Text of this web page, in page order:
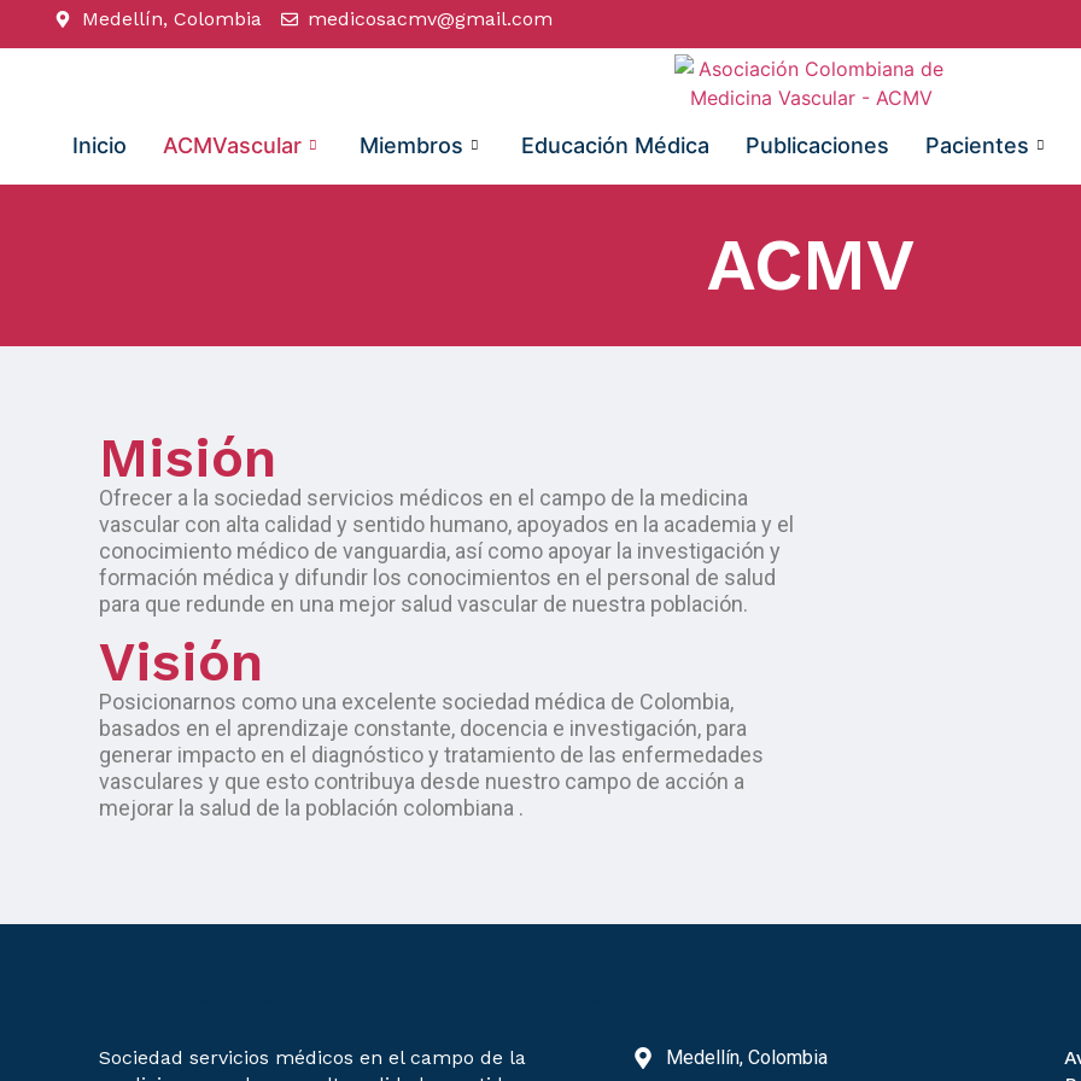
Medellín, Colombia medicosacmv@gmail.com
Inicio ACMVascular Miembros Educación Médica Publicaciones Pacientes
ACMV
Misión
Ofrecer a la sociedad servicios médicos en el campo de la medicina
vascular con alta calidad y sentido humano, apoyados en la academia y el
conocimiento médico de vanguardia, así como apoyar la investigación y
formación médica y difundir los conocimientos en el personal de salud
para que redunde en una mejor salud vascular de nuestra población.
Visión
Posicionarnos como una excelente sociedad médica de Colombia,
basados en el aprendizaje constante, docencia e investigación, para
generar impacto en el diagnóstico y tratamiento de las enfermedades
vasculares y que esto contribuya desde nuestro campo de acción a
mejorar la salud de la población colombiana .
Sociedad servicios médicos en el campo de la
Medellín, Colombia